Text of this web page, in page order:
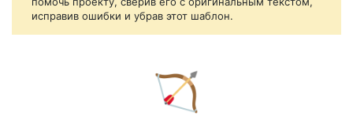
исправив ошибки и убрав этот шаблон.
🏹